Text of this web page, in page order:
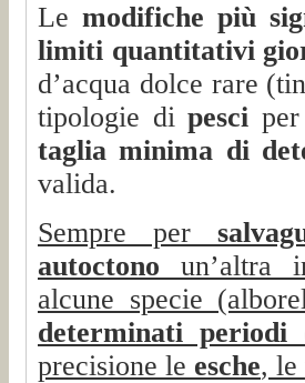
Le modifiche più
limiti quantitativi
d’acqua dolce rare
tipologie dipesci
taglia minima di
valida.
Sempre per
autoctono un’altra
alcune specie
determinati periodi
precisione le esche, le